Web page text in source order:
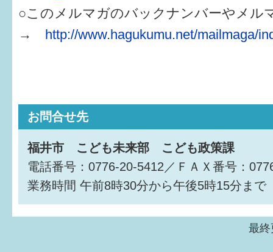
○このメルマガのバックナンバーやメル
→ http://www.hagukumu.net/mailmaga/
お問合せ先
福井市 こども未来部 こども政策課
電話番号：0776-20-5412／ＦＡＸ番号：
業務時間 午前8時30分から午後5時15分まで
最終